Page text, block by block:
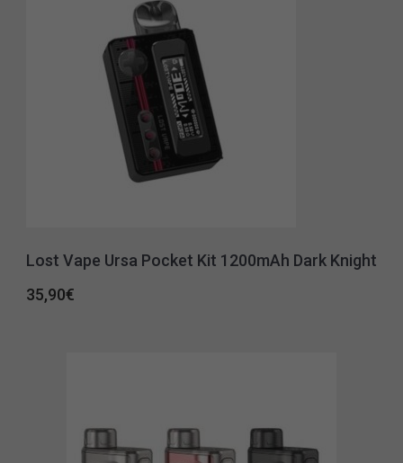
Lost Vape Ursa Pocket Kit 1200mAh Dark Knight
35,90€